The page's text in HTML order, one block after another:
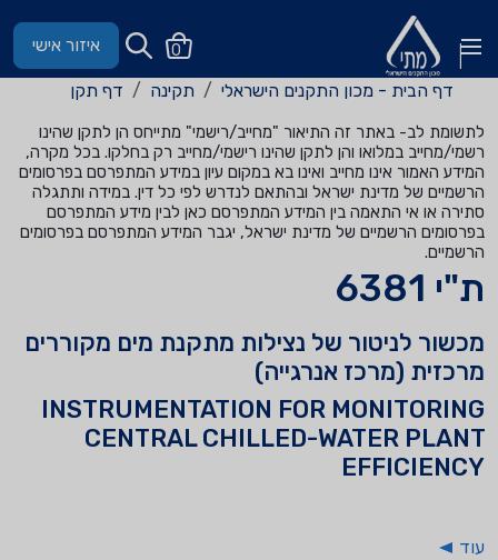
0 איזור אישי
דף הבית - מכון התקנים הישראלי תקינה דף תקן
לתשומת לב- באתר זה התיאור "מחייב/רישמי" מתייחס הן לתקן שהינו
רשמי/מחייב במלואו והן לתקן שהינו רישמי/מחייב רק בחלקו. בכל מקרה,
המידע האמור אינו מחייב ואינו בא במקום עיון במידע המתפרסם בפרסומים
הרשמיים של מדינת ישראל ובהתאם לנדרש לפי כל דין. במידה ותתגלה
סתירה או אי התאמה בין המידע המתפרסם כאן לבין מידע המתפרסם
בפרסומים הרשמיים של מדינת ישראל, יגבר המידע המתפרסם בפרסומים
הרשמיים.
ת"י 6381
מכשור לניטור של נצילות מתקנת מים מקוררים
מרכזית (מרכז אנרגייה)
INSTRUMENTATION FOR MONITORING
CENTRAL CHILLED-WATER PLANT
EFFICIENCY
עוד